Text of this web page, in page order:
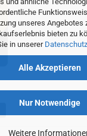
unseres Angebotes
bieten zu
in unserer
Alle Akzeptieren
Nur Notwendige
Weitere